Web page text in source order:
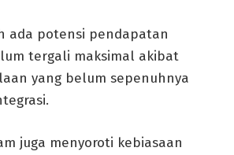
ada potensi pendapatan
tergali maksimal akibat
yang belum sepenuhnya
juga menyoroti kebiasaan